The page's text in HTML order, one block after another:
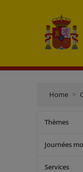
Home
Thèmes
Journées
Services